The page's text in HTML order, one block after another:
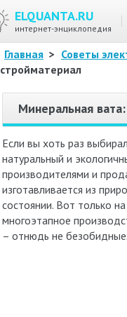
ELQUANTA.RU
интернет-энциклопедия
Главная > Советы
стройматериал
Минеральная
Если вы хоть раз
натуральный и
производителями и
изготавливается из
состоянии. Вот только
многоэтапное
– отнюдь не безобидные.